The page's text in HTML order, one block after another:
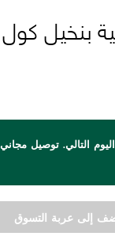
غنية بنخيل
في اليوم التالي. توصيل
إلى عربة التسوق